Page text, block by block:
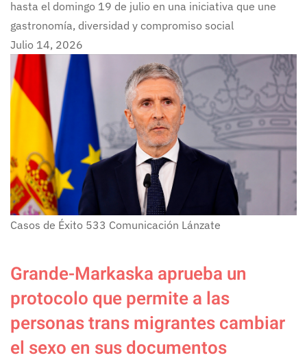
hasta el domingo 19 de julio en una iniciativa que une
gastronomía, diversidad y compromiso social
Julio 14, 2026
Casos de Éxito 533 Comunicación Lánzate
Grande-Markaska aprueba un
protocolo que permite a las
personas trans migrantes cambiar
el sexo en sus documentos